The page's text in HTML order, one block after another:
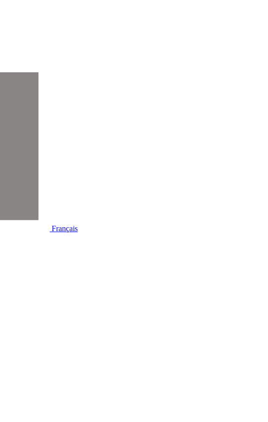
Français